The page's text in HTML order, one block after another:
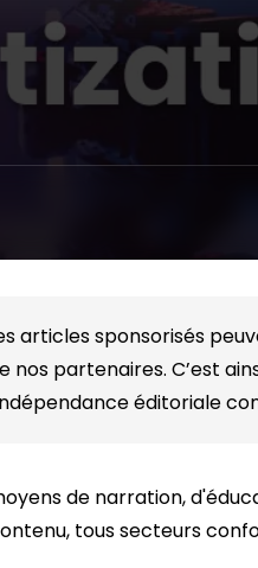
articles sponsorisés
partenaires. C’est
éditoriale
de narration,
tous secteurs